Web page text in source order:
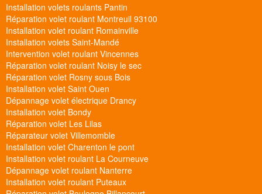
Installation volets roulants Pantin
Réparation volet roulant Montreuil 93100
Installation volet roulant Romainville
Installation volets Saint-Mandé
Intervention volet roulant Vincennes
Réparation volet roulant Noisy le sec
Réparation volet Rosny sous Bois
Installation volet Saint Ouen
Dépannage volet électrique Drancy
Installation volet Bondy
Réparation volet Les Lilas
Réparateur volet Villemomble
Installation volet Charenton le pont
Installation volet roulant La Courneuve
Dépannage volet roulant Nanterre
Installation volet roulant Puteaux